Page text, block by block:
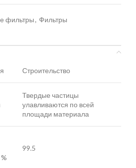
фильтры, Фильтры
Строительство
Твердые частицы
улавливаются по всей
площади материала
99.5